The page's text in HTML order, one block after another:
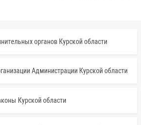
органов Курской области
Администрации Курской области
Курской области